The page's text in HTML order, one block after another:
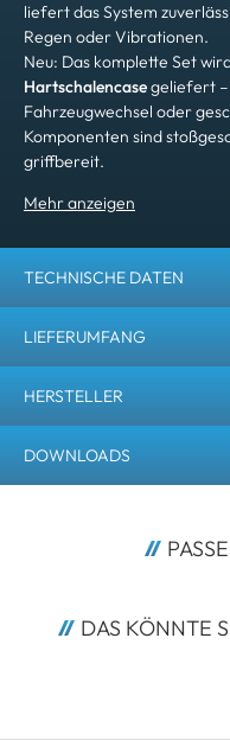
liefert das System
Regen oder Vibrationen.
Neu: Das komplette Set
Hartschalencasegeliefert
Fahrzeugwechsel oder
Komponenten sind
griffbereit.
TECHNISCHE DATEN
LIEFERUMFANG
HERSTELLER
DOWNLOADS
DAS KÖNNTE